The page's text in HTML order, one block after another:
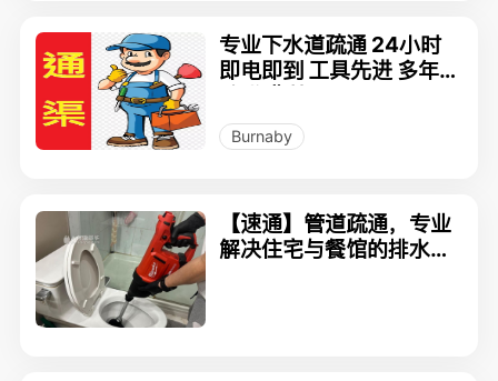
专业下水道疏通 24小时
即电即到 工具先进 多年经
806
Burnaby
【速通】管道疏通，专业
解决住宅与餐馆的排水难